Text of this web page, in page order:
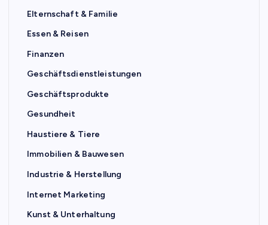
Elternschaft & Familie
Essen & Reisen
Finanzen
Geschäftsdienstleistungen
Geschäftsprodukte
Gesundheit
Haustiere & Tiere
Immobilien & Bauwesen
Industrie & Herstellung
Internet Marketing
Kunst & Unterhaltung